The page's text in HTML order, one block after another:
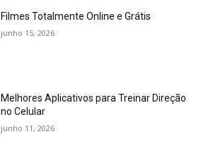
Filmes Totalmente Online e Grátis
junho 15, 2026
Melhores Aplicativos para Treinar Direção
no Celular
junho 11, 2026